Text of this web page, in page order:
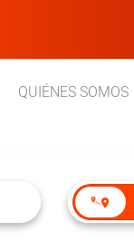
QUIÉNES SOMOS